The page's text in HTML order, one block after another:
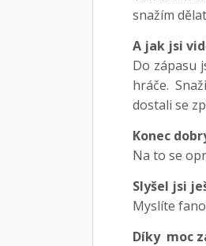
snažím
A jak jsi
Do zápasu
hráče.
dostali se
Konec
Na to se
Slyšel jsi
Myslíte
Díky moc